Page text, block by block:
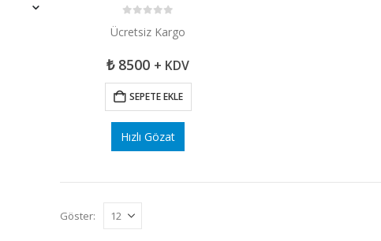
Ücretsiz Kargo
₺8500 + KDV
SEPETE EKLE
Hızlı Gözat
Göster: